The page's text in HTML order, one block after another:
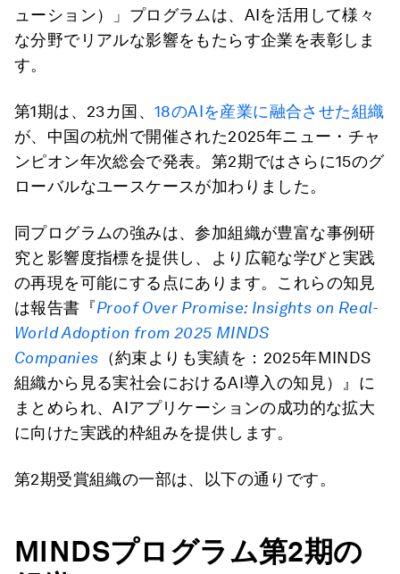
ューション）」プログラムは、AIを活用して様々
な分野でリアルな影響をもたらす企業を表彰しま
す。
第1期は、23カ国、 18のAIを産業に融合させた組織
が、中国の杭州で開催された2025年ニュー・チャ
ンピオン年次総会で発表。第2期ではさらに15のグ
ローバルなユースケースが加わりました。
同プログラムの強みは、参加組織が豊富な事例研
究と影響度指標を提供し、より広範な学びと実践
の再現を可能にする点にあります。これらの知見
は報告書『Proof Over Promise:Insights on Real-
World Adoption from 2025 MINDS
Companies （約束よりも実績を：2025年MINDS
組織から見る実社会におけるAI導入の知見）』に
まとめられ、AIアプリケーションの成功的な拡大
に向けた実践的枠組みを提供します。
第2期受賞組織の一部は、以下の通りです。
MINDSプログラム第2期の